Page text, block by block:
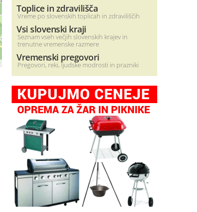
Toplice in zdravilišča
Vreme po slovenskih toplicah in zdraviliščih
Vsi slovenski kraji
Seznam vseh večjih slovenskih krajev in
trenutne vremenske razmere
Vremenski pregovori
Pregovori, reki, ljudske modrosti in prazniki